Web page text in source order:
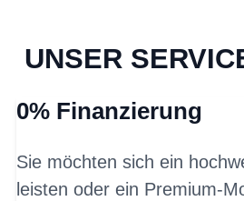
UNSER
0% Finanzierung
Sie möchten sich ein
leisten oder ein Premium-